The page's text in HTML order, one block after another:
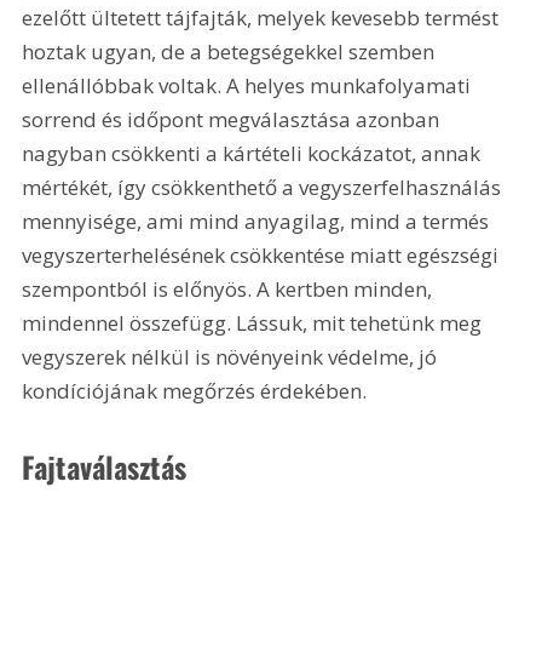
ezelőtt ültetett tájfajták, melyek kevesebb termést
hoztak ugyan, de a betegségekkel szemben
ellenállóbbak voltak. A helyes munkafolyamati
sorrend és időpont megválasztása azonban
nagyban csökkenti a kártételi kockázatot, annak
mértékét, így csökkenthető a vegyszerfelhasználás
mennyisége, ami mind anyagilag, mind a termés
vegyszerterhelésének csökkentése miatt egészségi
szempontból is előnyös. A kertben minden,
mindennel összefügg. Lássuk, mit tehetünk meg
vegyszerek nélkül is növényeink védelme, jó
kondíciójának megőrzés érdekében.
Fajtaválasztás